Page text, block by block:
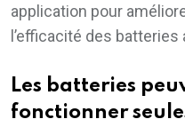
application pour
l’efficacité des batteries
Les batteries
fonctionner